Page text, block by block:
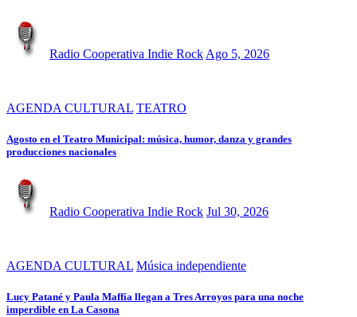
Radio Cooperativa Indie Rock Ago 5, 2026
AGENDA CULTURAL TEATRO
Agosto en el Teatro Municipal: música, humor, danza y grandes
producciones nacionales
Radio Cooperativa Indie Rock Jul 30, 2026
AGENDA CULTURAL Música independiente
Lucy Patané y Paula Maffía llegan a Tres Arroyos para una noche
imperdible en La Casona